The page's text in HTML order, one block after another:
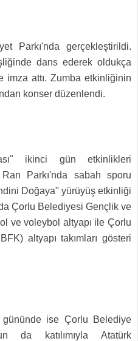
Parkı'nda gerçekleştirildi.
dans ederek oldukça
attı. Zumba etkinliğinin
konser düzenlendi.
ikinci gün etkinlikleri
Parkı'nda sabah sporu
Doğaya" yürüyüş etkinliği
Çorlu Belediyesi Gençlik ve
ve voleybol altyapı ile Çorlu
altyapı takımları gösteri
gününde ise Çorlu Belediye
da katılımıyla Atatürk